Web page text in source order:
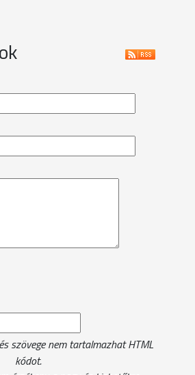
szövege nem tartalmazhat HTML
kódot.